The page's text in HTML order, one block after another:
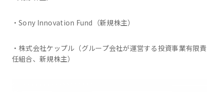
・Sony Innovation Fund（新規株主）
・株式会社ケップル（グループ会社が運営する投資事業有限責
任組合、新規株主）